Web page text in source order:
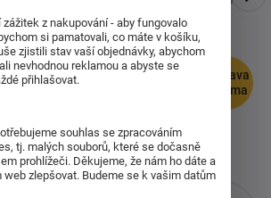
doprava
zdarma
zážitek z nakupování - aby fungovalo
si pamatovali, co máte v košíku,
zjistili stav vaší objednávky, abychom
nevhodnou reklamou a abyste se
přihlašovat.
souhlas se zpracováním
tj. malých souborů, které se dočasně
prohlížeči. Děkujeme, že nám ho dáte a
web zlepšovat. Budeme se k vašim datům